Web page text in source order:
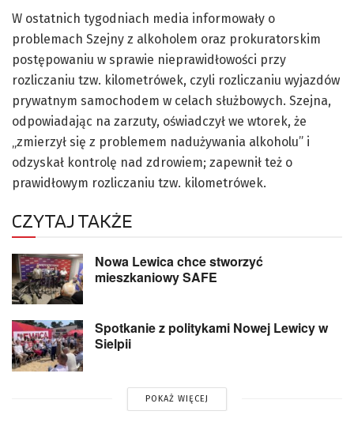
W ostatnich tygodniach media informowały o
problemach Szejny z alkoholem oraz prokuratorskim
postępowaniu w sprawie nieprawidłowości przy
rozliczaniu tzw. kilometrówek, czyli rozliczaniu wyjazdów
prywatnym samochodem w celach służbowych. Szejna,
odpowiadając na zarzuty, oświadczył we wtorek, że
„zmierzył się z problemem nadużywania alkoholu” i
odzyskał kontrolę nad zdrowiem; zapewnił też o
prawidłowym rozliczaniu tzw. kilometrówek.
CZYTAJ TAKŻE
Nowa Lewica chce stworzyć
mieszkaniowy SAFE
Spotkanie z politykami Nowej Lewicy w
Sielpii
POKAŻ WIĘCEJ